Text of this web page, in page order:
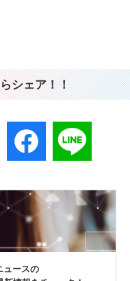
シェア！！
ュースの